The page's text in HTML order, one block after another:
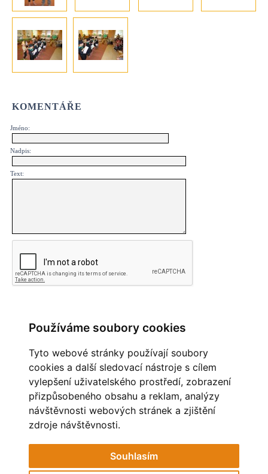
Používáme soubory cookies
Tyto webové stránky používají soubory
cookies a další sledovací nástroje s cílem
vylepšení uživatelského prostředí, zobrazení
přizpůsobeného obsahu a reklam, analýzy
návštěvnosti webových stránek a zjištění
zdroje návštěvnosti.
Souhlasím
KOMENTÁŘE
Jméno:
Nadpis:
Text:
Zatím nebyl vložen žádný komentář
OBLÍBENÉ ODKAZY
MĚSTO HAVÍŘOV
STAV OVZDUŠÍ
ZAČÍT SPOLU